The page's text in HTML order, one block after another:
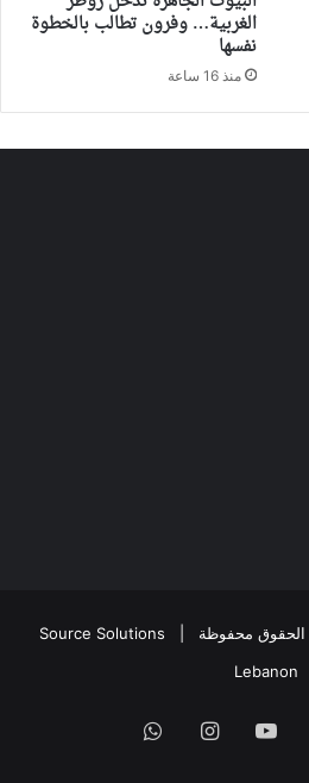
الغربية… وفرون تطالب بالخطوة
نفسها
منذ 16 ساعة
Source Solutions
Lebanon
تويتر يوتيوبانستقرامواتساب